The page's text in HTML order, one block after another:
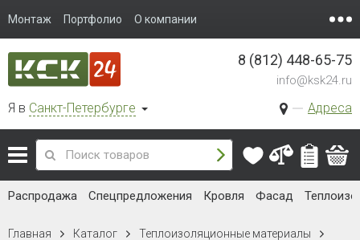
Монтаж Портфолио О компании
Я в Санкт-Петербурге Адреса
8 (812) 448-65-75
info@ksk24.ru
Распродажа Спецпредложения Кровля Фасад
Главная Каталог
Теплоизоляционные материалы